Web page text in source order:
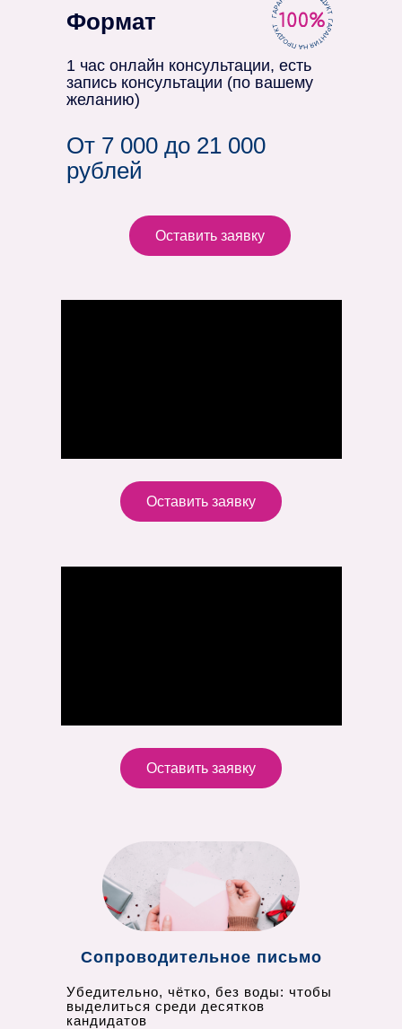
От 7 000 до 21 000
рублей
1 час онлайн консультации, есть
запись консультации (по вашему
желанию)
Формат
Оставить заявку
Оставить заявку
Оставить заявку
Сопроводительное письмо
Убедительно, чётко, без воды: чтобы
выделиться среди десятков
кандидатов